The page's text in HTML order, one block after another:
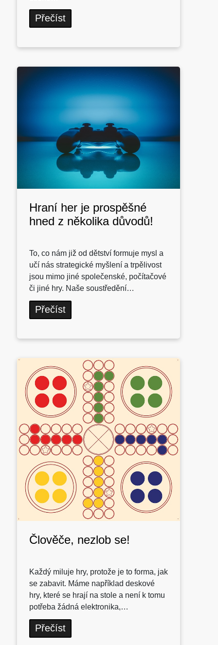
Přečíst
Hraní her je prospěšné
hned z několika důvodů!
To, co nám již od dětství formuje mysl a
učí nás strategické myšlení a trpělivost
jsou mimo jiné společenské, počítačové
či jiné hry. Naše soustředění…
Přečíst
Člověče, nezlob se!
Každý miluje hry, protože je to forma, jak
se zabavit. Máme například deskové
hry, které se hrají na stole a není k tomu
potřeba žádná elektronika,…
Přečíst